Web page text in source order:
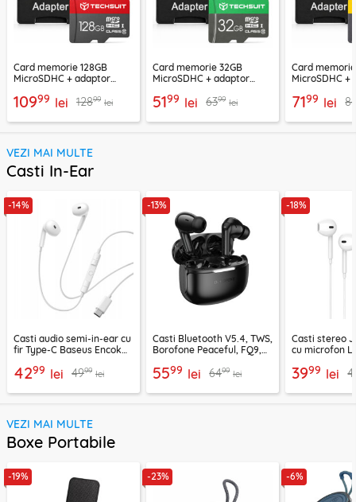
Card memorie 128GB
MicroSDHC + adaptor
10999 lei 12899 lei
Card memorie 32GB
MicroSDHC + adaptor
5199 lei 6399 lei
Card
MicroSDHC +
7199 lei
VEZI MAI MULTE
Casti In-Ear
-14%
Casti audio semi-in-ear cu
fir Type-C Baseus Encok
4299 lei 4999 lei
-13%
Casti Bluetooth V5.4, TWS,
Borofone Peaceful, FQ9,
5599 lei 6499 lei
-18%
Casti stereo
cu microfon
3999 lei
VEZI MAI MULTE
Boxe Portabile
-19% -23% -6%